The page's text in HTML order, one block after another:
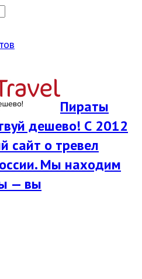
Пираты
дешево! С 2012
сайт о тревел
Мы находим
— вы